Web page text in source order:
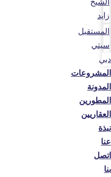
زايد
المستقبل
سيتي
دبي
المشروعات
المدونة
المطورين
العقاريين
نبذة
عنا
اتصل
بنا